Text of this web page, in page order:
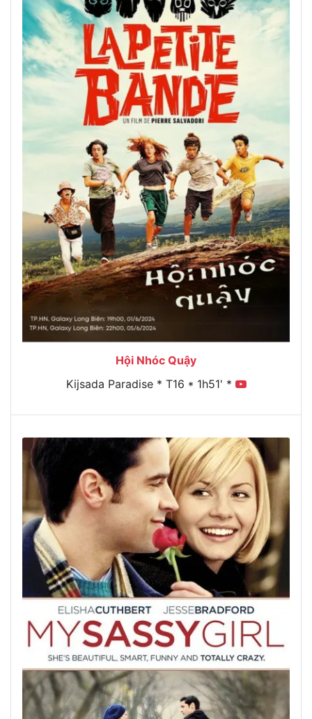
Hội Nhóc Quậy
Kijsada Paradise * T16 * 1h51' *